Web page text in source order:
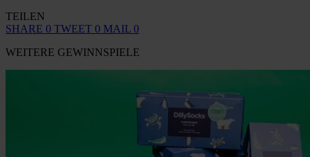
TEILEN
SHARE 0 TWEET 0 MAIL 0
WEITERE GEWINNSPIELE